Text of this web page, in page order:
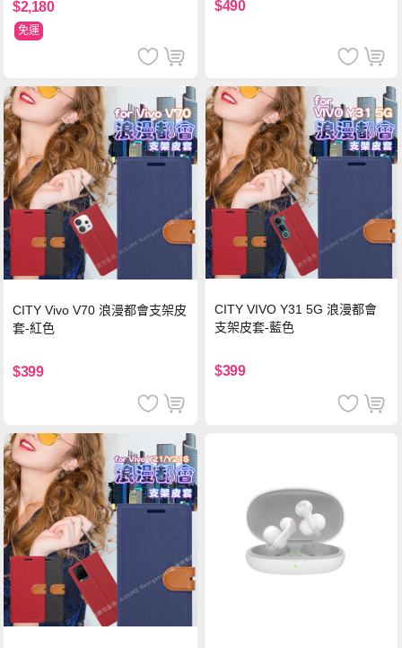
$2,180
免運
$490
CITY Vivo V70 浪漫都會支架皮
套-紅色
$399
CITY VIVO Y31 5G 浪漫都會
支架皮套-藍色
$399